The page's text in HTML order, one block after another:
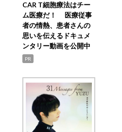
CAR T細胞療法はチー
ム医療だ！ 医療従事
者の情熱、患者さんの
思いを伝えるドキュメ
ンタリー動画を公開中
PR